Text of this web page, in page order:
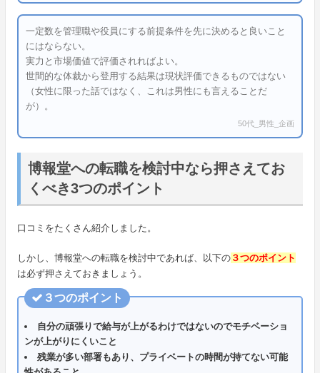
一定数を管理職や役員にする前提条件を先に決めると良いこと
にはならない。
実力と市場価値で評価されればよい。
世間的な体裁から登用する結果は現状評価できるものではない
（女性に限った話ではなく、これは男性にも言えることだ
が）。
50代_男性_企画
博報堂への転職を検討中なら押さえてお
くべき3つのポイント
口コミをたくさん紹介しました。
しかし、博報堂への転職を検討中であれば、以下の３つのポイント
は必ず押さえておきましょう。
３つのポイント
自分の頑張りで給与が上がるわけではないのでモチベーショ
ンが上がりにくいこと
残業が多い部署もあり、プライベートの時間が持てない可能